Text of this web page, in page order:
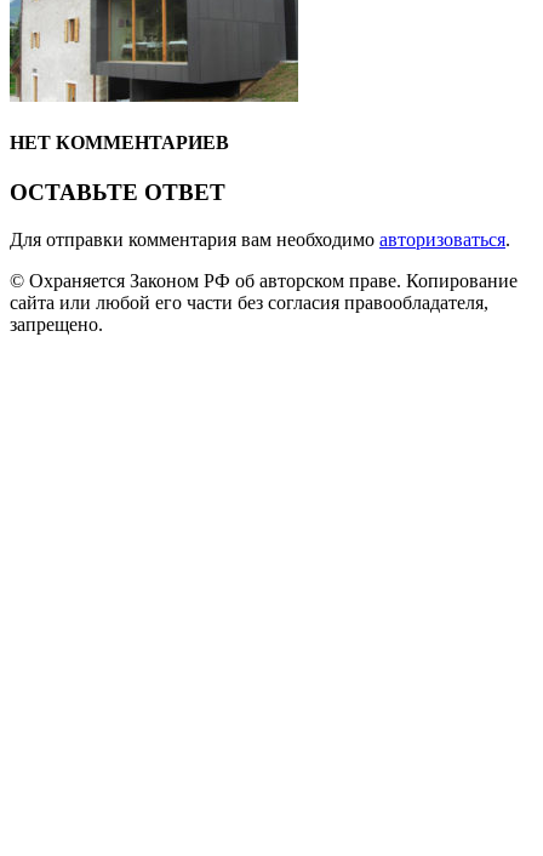
НЕТ КОММЕНТАРИЕВ
ОСТАВЬТЕ ОТВЕТ
Для отправки комментария вам необходимо авторизоваться.
© Охраняется Законом РФ об авторском праве. Копирование
сайта или любой его части без согласия правообладателя,
запрещено.